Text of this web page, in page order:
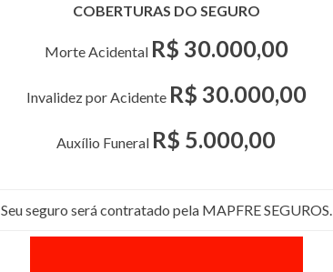
COBERTURAS DO SEGURO
Morte Acidental R$ 30.000,00
Invalidez por Acidente R$ 30.000,00
Auxílio Funeral R$ 5.000,00
Seu seguro será contratado pela MAPFRE SEGUROS.